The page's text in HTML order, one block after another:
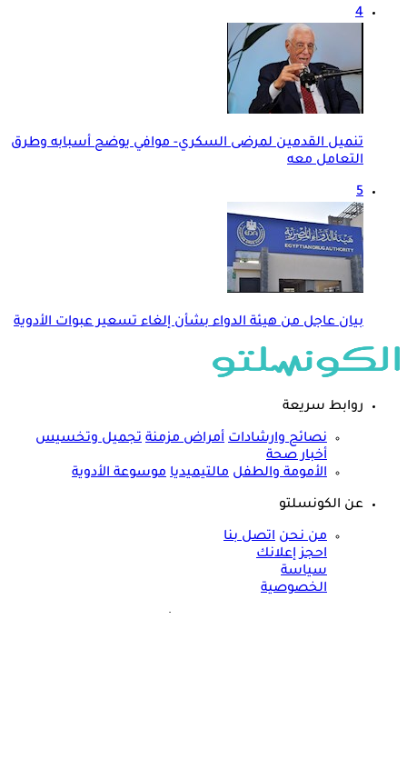
4
تنميل القدمين لمرضى السكري- موافي يوضح أسبابه وطرق
التعامل معه
5
بيان عاجل من هيئة الدواء بشأن إلغاء تسعير عبوات الأدوية
روابط سريعة
نصائح وارشادات أمراض مزمنة تجميل وتخسيس
أخبار صحة
الأمومة والطفل مالتيميديا موسوعة الأدوية
عن الكونسلتو
من نحن اتصل بنا
احجز إعلانك
سياسة
الخصوصية